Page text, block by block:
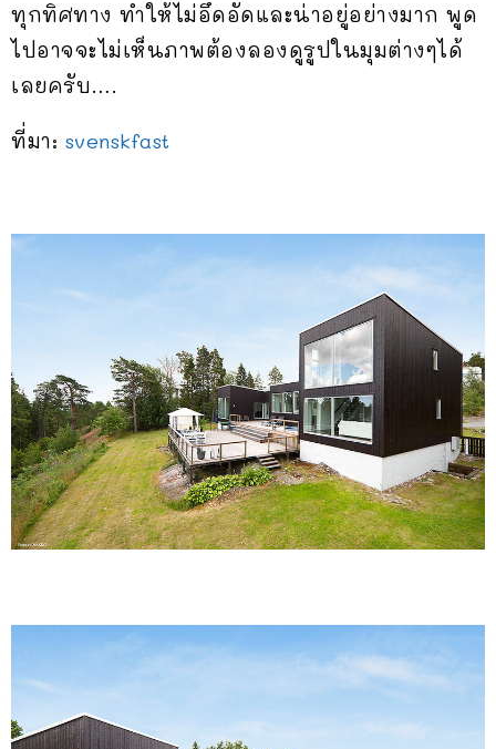
ทุกทิศทาง ทำให้ไม่อึดอัดและน่าอยู่อย่างมาก พูด
ไปอาจจะไม่เห็นภาพต้องลองดูรูปในมุมต่างๆได้
เลยครับ….
ที่มา: svenskfast